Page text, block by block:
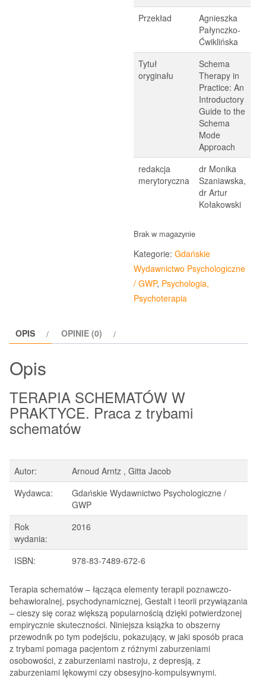
Przekład
Agnieszka
Pałynczko-
Ćwiklińska
Tytuł
oryginału
Schema
Therapy in
Practice: An
Introductory
Guide to the
Schema
Mode
Approach
redakcja
merytoryczna
dr Monika
Szaniawska,
dr Artur
Kołakowski
Brak w magazynie
Kategorie: Gdańskie
Wydawnictwo Psychologiczne
/ GWP, Psychologia,
Psychoterapia
OPIS OPINIE (0)
Opis
TERAPIA SCHEMATÓW W
PRAKTYCE. Praca z trybami
schematów
Autor:
Arnoud Arntz , Gitta Jacob
Wydawca:
Gdańskie Wydawnictwo Psychologiczne /
GWP
Rok
wydania:
2016
ISBN: 978-83-7489-672-6
Terapia schematów – łącząca elementy terapii poznawczo-
behawioralnej, psychodynamicznej, Gestalt i teorii przywiązania
– cieszy się coraz większą popularnością dzięki potwierdzonej
empirycznie skuteczności. Niniejsza książka to obszerny
przewodnik po tym podejściu, pokazujący, w jaki sposób praca
z trybami pomaga pacjentom z różnymi zaburzeniami
osobowości, z zaburzeniami nastroju, z depresją, z
zaburzeniami lękowymi czy obsesyjno-kompulsywnymi.